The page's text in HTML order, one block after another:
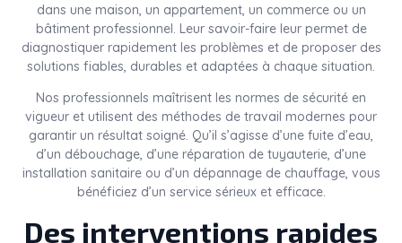
dans une maison, un appartement, un commerce ou un
bâtiment professionnel. Leur savoir-faire leur permet de
diagnostiquer rapidement les problèmes et de proposer des
solutions fiables, durables et adaptées à chaque situation.
Nos professionnels maîtrisent les normes de sécurité en
vigueur et utilisent des méthodes de travail modernes pour
garantir un résultat soigné. Qu’il s’agisse d’une fuite d’eau,
d’un débouchage, d’une réparation de tuyauterie, d’une
installation sanitaire ou d’un dépannage de chauffage, vous
bénéficiez d’un service sérieux et efficace.
Des interventions rapides